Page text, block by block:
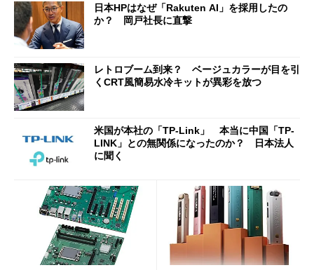
ut」が明...
日本HPはなぜ「Rakuten AI」を採用したの
か？ 岡戸社長に直撃
レトロブーム到来？ ベージュカラーが目を引
くCRT風簡易水冷キットが異彩を放つ
米国が本社の「TP-Link」 本当に中国「TP-
LINK」との無関係になったのか？ 日本法人
に聞く